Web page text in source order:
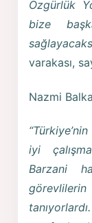
Özgürlük
bize
varakası,
Nazmi
iyi
Barzani